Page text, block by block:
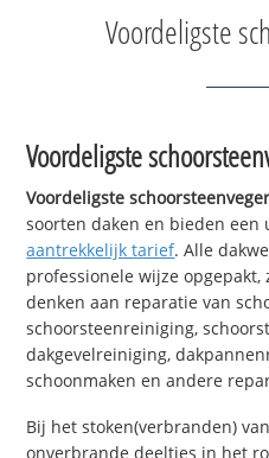
Voordeligste
Voordeligste
Voordeligste
soorten daken en bieden een
aantrekkelijk tarief. Alle
professionele wijze
denken aan reparatie van
schoorsteenreiniging,
dakgevelreiniging,
schoonmaken en andere
Bij het stoken(verbranden)
onverbrande deeltjes in het